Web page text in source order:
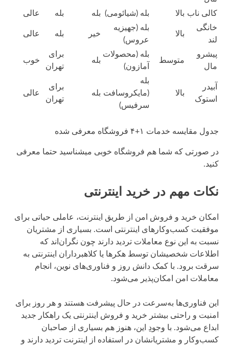
کالی ناب بالا بله (شیائومی) بله بله
عالی
خانگی
لند
بالا
بله (جهیزیه
عروس)
خیر بله عالی
پیشرو
مال
متوسط
بله (محصولات
آمازون)
بله
برای
تهران
خوب
آبیدر
استوک
بالا
بله
(مایکروسافت
سرفیس)
بله
برای
تهران
عالی
جدول مقایسه خدمات ۱+۴ فروشگاه معرفی شده
در صورتی که شما هم فروشگاه خوبی میشناسید حتما معرفی
کنید.
نکات مهم در خرید اینترنتی
امکان خرید و فروش امن از طریق اینترنت، عاملی حیاتی برای
موفقیت کسب‌وکارهای اینترنتی است. بسیاری از مشتریان
نسبت به این نوع معاملات تردید دارند چون نگران‌اند که
اطلاعات شخصیشان توسط هکرها یا کلاهبرداران اینترنتی به
سرقت برود. با کمک دانش روز و فناوری‌های نوین، انجام
معاملات امن امکان‌پذیر می‌شود.
این فناوری‌ها به‌سرعت در حال پیشرفت‌ هستند و هر روز برای
امنیت و راحتی بیشتر خرید و فروش اینترنتی یک راهکار جدید
ابداع می‌شود. با وجودِ این، هنوز هم بسیاری از صاحبان
کسب‌وکار و مشتریانشان در استفاده از اینترنت تردید دارند و